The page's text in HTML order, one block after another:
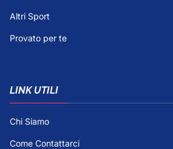
Altri Sport
Provato per te
LINK UTILI
Chi Siamo
Come Contattarci